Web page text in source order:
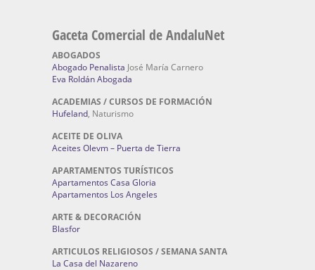
Gaceta Comercial de AndaluNet
ABOGADOS
Abogado Penalista José María Carnero
Eva Roldán Abogada
ACADEMIAS / CURSOS DE FORMACIÓN
Hufeland, Naturismo
ACEITE DE OLIVA
Aceites Olevm – Puerta de Tierra
APARTAMENTOS TURÍSTICOS
Apartamentos Casa Gloria
Apartamentos Los Angeles
ARTE & DECORACIÓN
Blasfor
ARTICULOS RELIGIOSOS / SEMANA SANTA
La Casa del Nazareno